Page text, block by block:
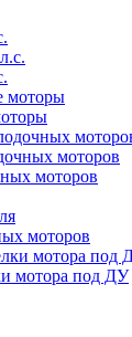
моторов
моторов
моторов
мотора под ДУ